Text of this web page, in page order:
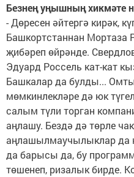
Безнең уңышның хикмәте
- Дөресен әйтергә кирәк,
Башкортстаннан Мортаза
җибәреп өйрәнде.
Эдуард Россель кат-кат
Башкалар да булды...
мөмкинлекләре дә юк
салым түли торган
аңлашу. Бездә дә төрле
аңлашылмаучылыклар да
да барысы да, бу
төшенеп, ризалык бирде.